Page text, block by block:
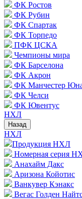
ФК Ростов
ФК Рубин
ФК Спартак
ФК Торпедо
ПФК ЦСКА
Чемпионы мира
ФК Барселона
ФК Акрон
ФК Манчестер
ФК Челси
ФК Ювентус
НХЛ
Назад
НХЛ
Продукция НХЛ
Номерная серия
Анахайм Дакс
Аризона Койотис
Ванкувер Кэнакс
Вегас Голден